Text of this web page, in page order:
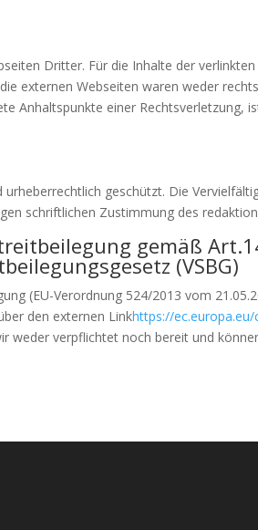
Dritter. Für die Inhalte der
externen Webseiten waren weder
Anhaltspunkte einer Rechtsverletzung,
geschützt. Die
schriftlichen Zustimmung des
gemäß
(VSBG)
(EU-Verordnung 524/2013 vom
den externen Linkhttps://
verpflichtet noch bereit und